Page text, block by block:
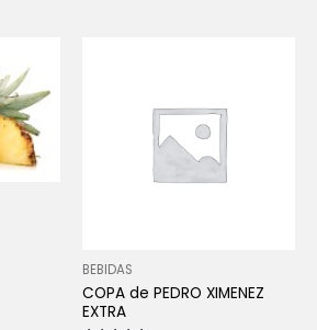
BEBIDAS
COPA de PEDRO XIMENEZ
EXTRA